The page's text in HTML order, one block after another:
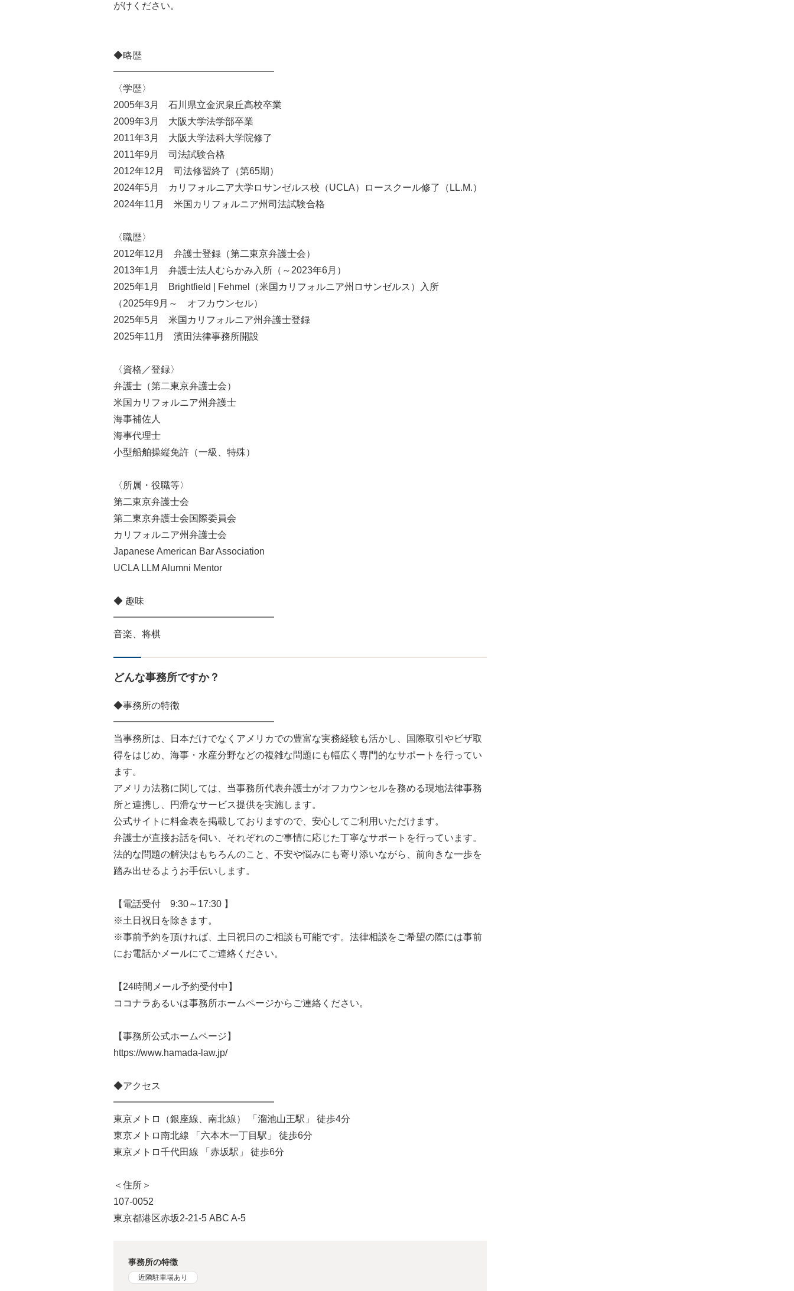
がけください。
◆略歴
━━━━━━━━━━━━━━━━━
〈学歴〉
2005年3月 石川県立金沢泉丘高校卒業
2009年3月 大阪大学法学部卒業
2011年3月 大阪大学法科大学院修了
2011年9月 司法試験合格
2012年12月 司法修習終了（第65期）
2024年5月 カリフォルニア大学ロサンゼルス校（UCLA）ロースクール修了（LL.M.）
2024年11月 米国カリフォルニア州司法試験合格
〈職歴〉
2012年12月 弁護士登録（第二東京弁護士会）
2013年1月 弁護士法人むらかみ入所（～2023年6月）
2025年1月 Brightfield | Fehmel（米国カリフォルニア州ロサンゼルス）入所
（2025年9月～ オフカウンセル）
2025年5月 米国カリフォルニア州弁護士登録
2025年11月 濱田法律事務所開設
〈資格／登録〉
弁護士（第二東京弁護士会）
米国カリフォルニア州弁護士
海事補佐人
海事代理士
小型船舶操縦免許（一級、特殊）
〈所属・役職等〉
第二東京弁護士会
第二東京弁護士会国際委員会
カリフォルニア州弁護士会
Japanese American Bar Association
UCLA LLM Alumni Mentor
◆ 趣味
━━━━━━━━━━━━━━━━━
音楽、将棋
どんな事務所ですか？
◆事務所の特徴
━━━━━━━━━━━━━━━━━
当事務所は、日本だけでなくアメリカでの豊富な実務経験も活かし、国際取引やビザ取
得をはじめ、海事・水産分野などの複雑な問題にも幅広く専門的なサポートを行ってい
ます。
アメリカ法務に関しては、当事務所代表弁護士がオフカウンセルを務める現地法律事務
所と連携し、円滑なサービス提供を実施します。
公式サイトに料金表を掲載しておりますので、安心してご利用いただけます。
弁護士が直接お話を伺い、それぞれのご事情に応じた丁寧なサポートを行っています。
法的な問題の解決はもちろんのこと、不安や悩みにも寄り添いながら、前向きな一歩を
踏み出せるようお手伝いします。
【電話受付 9:30～17:30 】
※土日祝日を除きます。
※事前予約を頂ければ、土日祝日のご相談も可能です。法律相談をご希望の際には事前
にお電話かメールにてご連絡ください。
【24時間メール予約受付中】
ココナラあるいは事務所ホームページからご連絡ください。
【事務所公式ホームページ】
https://www.hamada-law.jp/
◆アクセス
━━━━━━━━━━━━━━━━━
東京メトロ（銀座線、南北線） 「溜池山王駅」 徒歩4分
東京メトロ南北線 「六本木一丁目駅」 徒歩6分
東京メトロ千代田線 「赤坂駅」 徒歩6分
＜住所＞
107-0052
東京都港区赤坂2-21-5 ABC A-5
事務所の特徴
近隣駐車場あり